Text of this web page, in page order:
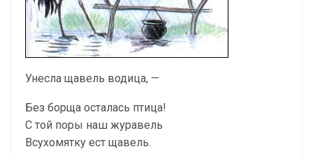
Унесла щавель водица, —
Без борща осталась птица!
С той поры наш журавель
Всухомятку ест щавель.